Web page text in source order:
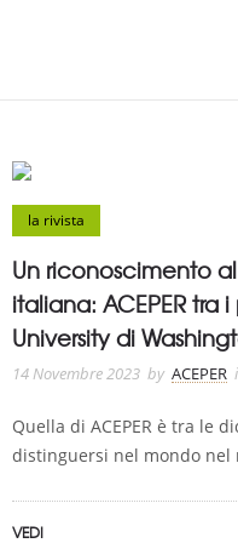
la rivista
Un riconoscimento
italiana: ACEPER
University di
14 Novembre 2023 by ACEPER
Quella di ACEPER è tra le
distinguersi nel mondo nel
VEDI